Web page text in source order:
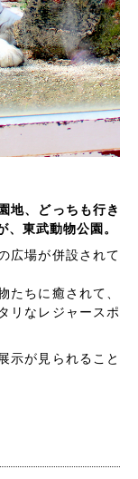
地、どっちも行き
東武動物公園。
広場が併設されて
たちに癒されて、
リなレジャースポ
示が見られること